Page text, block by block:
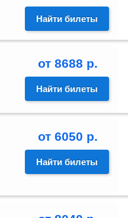
Найти билеты
от 8688 р.
Найти билеты
от 6050 р.
Найти билеты